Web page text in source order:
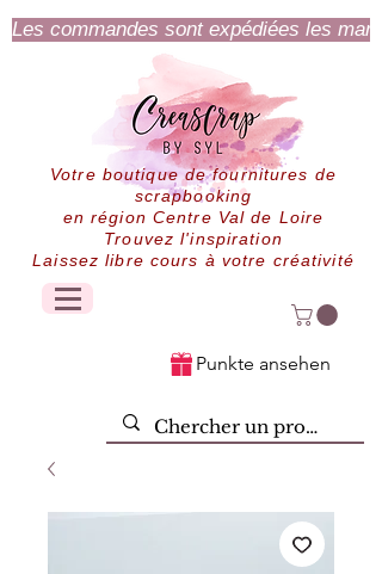
Les commandes sont expédiées les
Votre boutique de fournitures de
scrapbooking
en région Centre Val de Loire
Trouvez l'inspiration
Laissez libre cours à votre créativité
Punkte ansehen